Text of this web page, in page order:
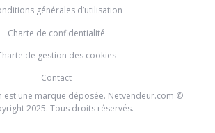
générales d’utilisation
Charte de confidentialité
de gestion des cookies
Contact
est une marque déposée. Netvendeur.com ©
2025. Tous droits réservés.